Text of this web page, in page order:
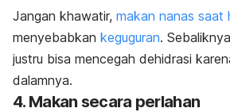
Jangan khawatir, makan nanas saat
menyebabkan keguguran.
justru bisa mencegah dehidrasi
dalamnya.
4. Makan secara perlahan